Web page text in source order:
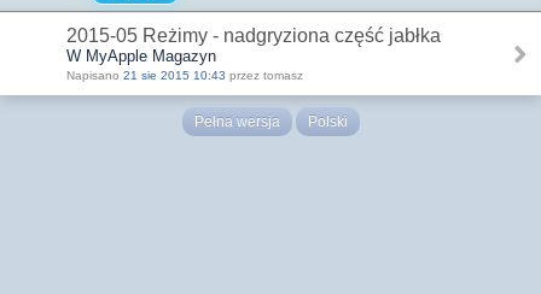
2015-05 Reżimy - nadgryziona część jabłka
W MyApple Magazyn
Napisano 21 sie 2015 10:43 przez tomasz
Pełna wersja Polski